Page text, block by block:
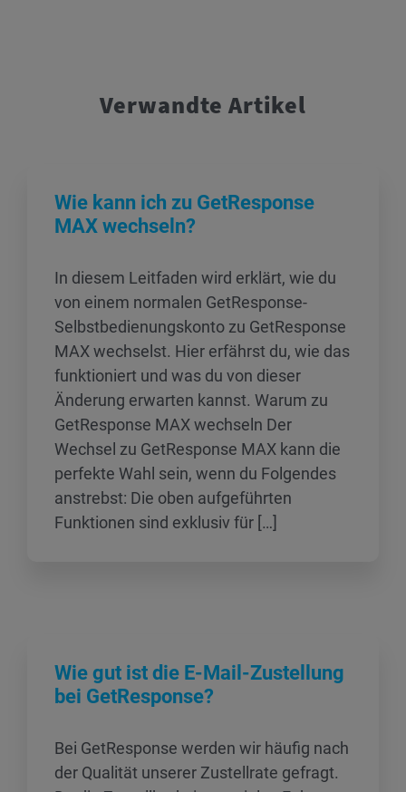
Verwandte Artikel
Wie kann ich zu GetResponse
MAX wechseln?
In diesem Leitfaden wird erklärt, wie du
von einem normalen GetResponse-
Selbstbedienungskonto zu GetResponse
MAX wechselst. Hier erfährst du, wie das
funktioniert und was du von dieser
Änderung erwarten kannst. Warum zu
GetResponse MAX wechseln Der
Wechsel zu GetResponse MAX kann die
perfekte Wahl sein, wenn du Folgendes
anstrebst: Die oben aufgeführten
Funktionen sind exklusiv für […]
Wie gut ist die E-Mail-Zustellung
bei GetResponse?
Bei GetResponse werden wir häufig nach
der Qualität unserer Zustellrate gefragt.